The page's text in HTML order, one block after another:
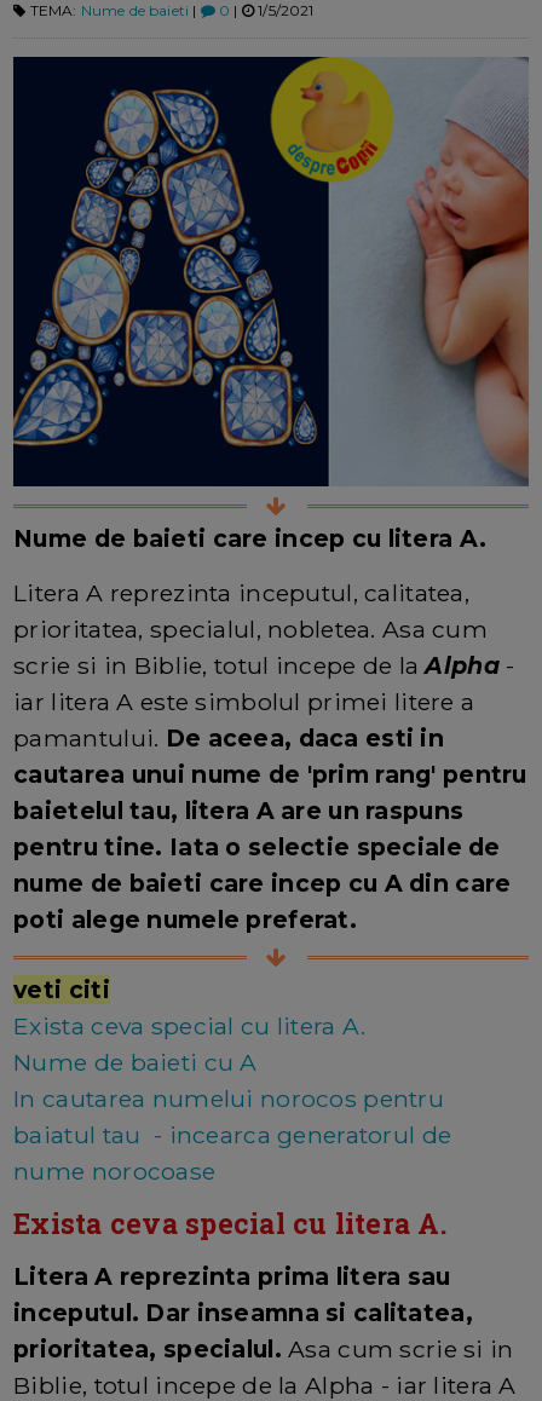
TEMA: Nume de baieti | 0 | 1/5/2021
Nume de baieti care incep cu litera A.
Litera A reprezinta inceputul, calitatea,
prioritatea, specialul, nobletea. Asa cum
scrie si in Biblie, totul incepe de laAlpha -
iar litera A este simbolul primei litere a
pamantului. De aceea, daca esti in
cautarea unui nume de 'prim rang' pentru
baietelul tau, litera A are un raspuns
pentru tine. Iata o selectie speciale de
nume de baieti care incep cu A din care
poti alege numele preferat.
veti citi
Exista ceva special cu litera A.
Nume de baieti cu A
In cautarea numelui norocos pentru
baiatul tau - incearca generatorul de
nume norocoase
Exista ceva special cu litera A.
Litera A reprezinta prima litera sau
inceputul. Dar inseamna si calitatea,
prioritatea, specialul. Asa cum scrie si in
Biblie, totul incepe de la Alpha - iar litera A